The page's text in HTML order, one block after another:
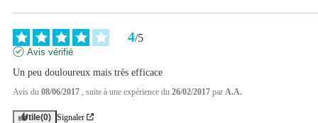
4/5
Avis vérifié
Un peu douloureux mais très efficace
Avis du 08/06/2017 , suite à une expérience du 26/02/2017 par A.A.
Utile(0) Signaler